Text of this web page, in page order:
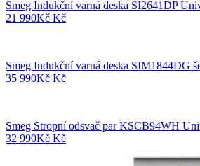
Smeg Indukční varná deska SI2641DP
21 990Kč Kč
Smeg Indukční varná deska SIM1844DG
35 990Kč Kč
Smeg Stropní odsvač par KSCB94WH
32 990Kč Kč